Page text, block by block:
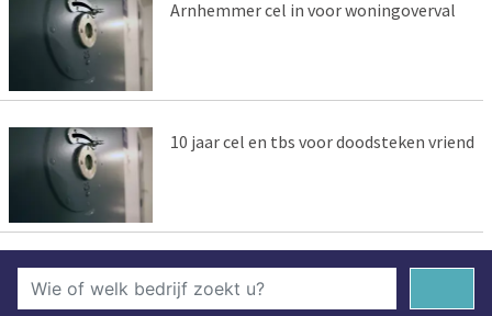
Arnhemmer cel in voor woningoverval
10 jaar cel en tbs voor doodsteken vriend